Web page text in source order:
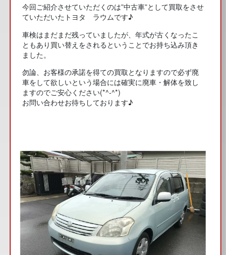
今回ご紹介させていただくのは”中古車”として買取をさせ
ていただいたトヨタ ラウムです♪
車検はまだまだ残っていましたが、年式が古くなったこ
ともあり買い替えをされるということでお持ち込み頂き
ました。
勿論、お客様の承諾を得ての買取となりますので必ず廃
車をして欲しいという場合には確実に廃車・解体を致し
ますのでご安心ください(*^-^*)
お問い合わせお待ちしております♪